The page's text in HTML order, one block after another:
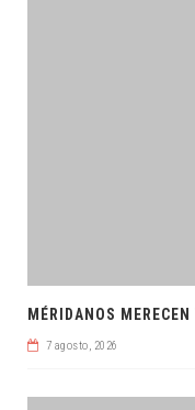
MÉRIDANOS
7 agosto, 2026